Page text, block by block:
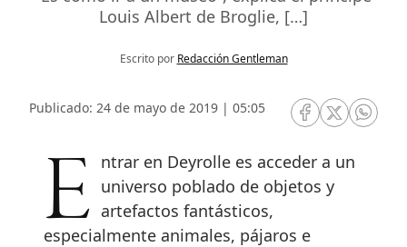
Louis Albert de Broglie, […]
Escrito por Redacción Gentleman
Publicado: 24 de mayo de 2019 | 05:05
RRSS Facebook
RRSSRRSS
Entrar en Deyrolle es acceder a un universo poblado de objetos y
artefactos fantásticos,
especialmente animales, pájaros e